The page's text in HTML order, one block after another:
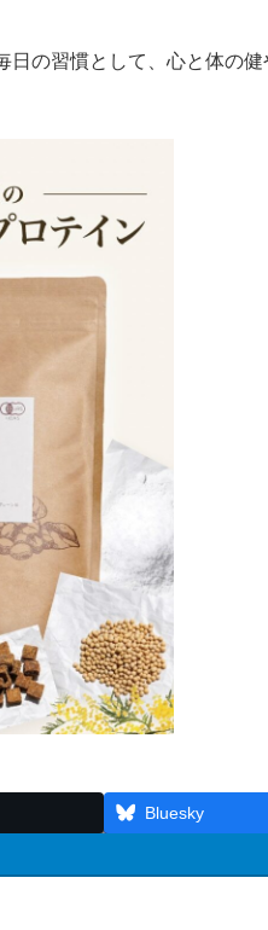
日の習慣として、心と体の
Bluesky